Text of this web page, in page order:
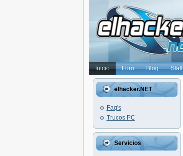
Inicio Foro Blog Staff
elhacker.NET
Faq's
Trucos PC
Servicios